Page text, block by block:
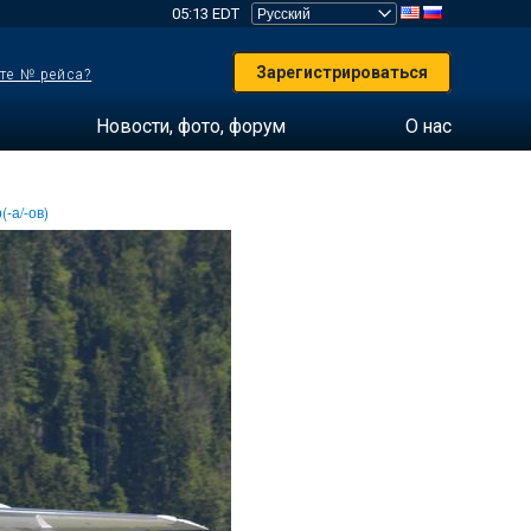
05:13 EDT
№ рейса? Зарегистрироваться
Новости, фото, форум О нас
а/-ов)